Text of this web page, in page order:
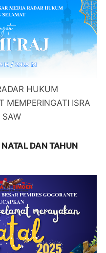
HUKUM
MEMPERINGATI ISRA
DAN TAHUN